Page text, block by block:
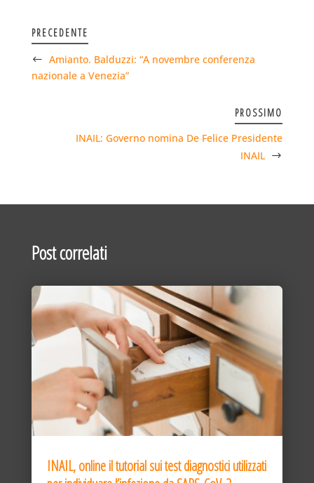
PRECEDENTE
Amianto. Balduzzi: “A novembre conferenza
nazionale a Venezia”
PROSSIMO
INAIL: Governo nomina De Felice Presidente
INAIL
Post correlati
INAIL, online il tutorial sui test diagnostici utilizzati